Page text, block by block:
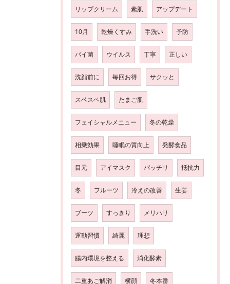
リップクリーム 素肌 アップデート
10月 乾燥くすみ 手洗い 予防
バイ菌 ウイルス 丁寧 正しい
洗顔前に 毎回お得 サクッと
スベスベ肌 たまご肌
フェイシャルメニュー 冬の乾燥
相乗効果 睡眠の質向上 発酵食品
目元 アイマスク パッチリ 抵抗力
冬 フルーツ 冷えの改善 生姜
ブーツ すっきり メリハリ
運動習慣 綺麗 理想
腸内環境を整える 消化酵素
二重あご解消 横顔 冬本番